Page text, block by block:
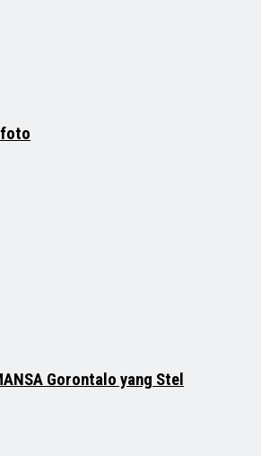
foto
Gorontalo yang Stel